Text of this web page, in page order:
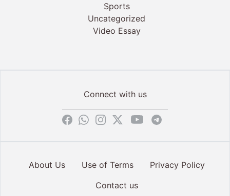
Sports
Uncategorized
Video Essay
Connect with us
About Us Use of Terms
Privacy Policy
Contact us